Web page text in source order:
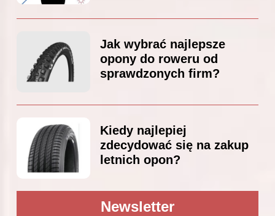
Jak wybrać najlepsze
opony do roweru od
sprawdzonych firm?
Kiedy najlepiej
zdecydować się na zakup
letnich opon?
Newsletter